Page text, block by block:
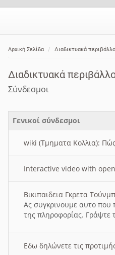
Αρχική Σελίδα Διαδικτυακά
Διαδικτυακά
Σύνδεσμοι
Γενικοί σύνδεσμοι
wiki (Τμηματα Κολλια):
Interactive video with
Βικιπαιδεια Γκρετα
Ας συγκρινουμε αυτο που
της πληροφορίας.
Εδω δηλώνετε τις